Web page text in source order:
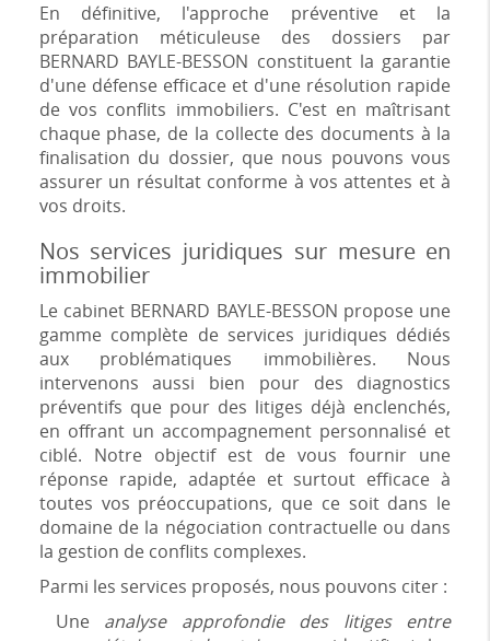
En définitive, l'approche préventive et la
préparation méticuleuse des dossiers par
BERNARD BAYLE-BESSON constituent la garantie
d'une défense efficace et d'une résolution rapide
de vos conflits immobiliers. C'est en maîtrisant
chaque phase, de la collecte des documents à la
finalisation du dossier, que nous pouvons vous
assurer un résultat conforme à vos attentes et à
vos droits.
Nos services juridiques sur mesure en
immobilier
Le cabinet BERNARD BAYLE-BESSON propose une
gamme complète de services juridiques dédiés
aux problématiques immobilières. Nous
intervenons aussi bien pour des diagnostics
préventifs que pour des litiges déjà enclenchés,
en offrant un accompagnement personnalisé et
ciblé. Notre objectif est de vous fournir une
réponse rapide, adaptée et surtout efficace à
toutes vos préoccupations, que ce soit dans le
domaine de la négociation contractuelle ou dans
la gestion de conflits complexes.
Parmi les services proposés, nous pouvons citer :
Une analyse approfondie des litiges entre